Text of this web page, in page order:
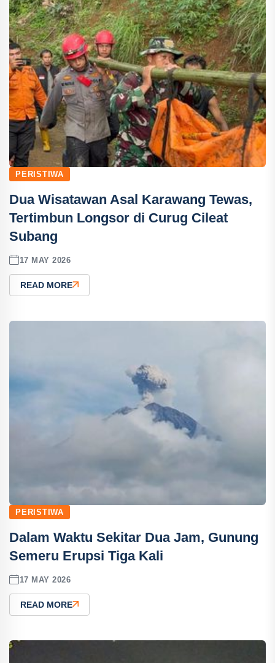
PERISTIWA
Dua Wisatawan Asal Karawang Tewas,
Tertimbun Longsor di Curug Cileat
Subang
17 MAY 2026
READ MORE
PERISTIWA
Dalam Waktu Sekitar Dua Jam, Gunung
Semeru Erupsi Tiga Kali
17 MAY 2026
READ MORE